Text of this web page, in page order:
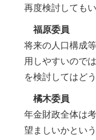
再度検討しても
福原委員
将来の人口構成
用しやすいので
を検討してはどう
橘木委員
年金財政全体は
望ましいかとい